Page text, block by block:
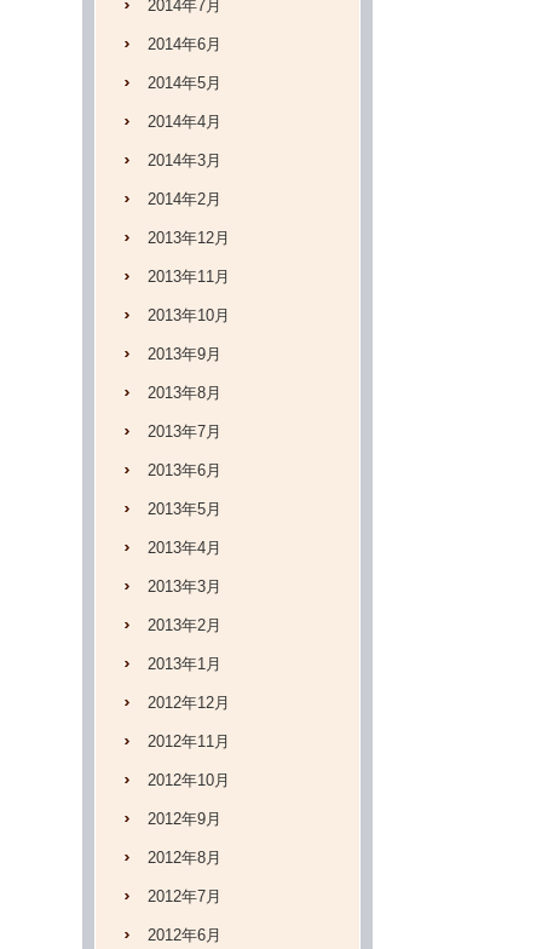
2014年7月
2014年6月
2014年5月
2014年4月
2014年3月
2014年2月
2013年12月
2013年11月
2013年10月
2013年9月
2013年8月
2013年7月
2013年6月
2013年5月
2013年4月
2013年3月
2013年2月
2013年1月
2012年12月
2012年11月
2012年10月
2012年9月
2012年8月
2012年7月
2012年6月